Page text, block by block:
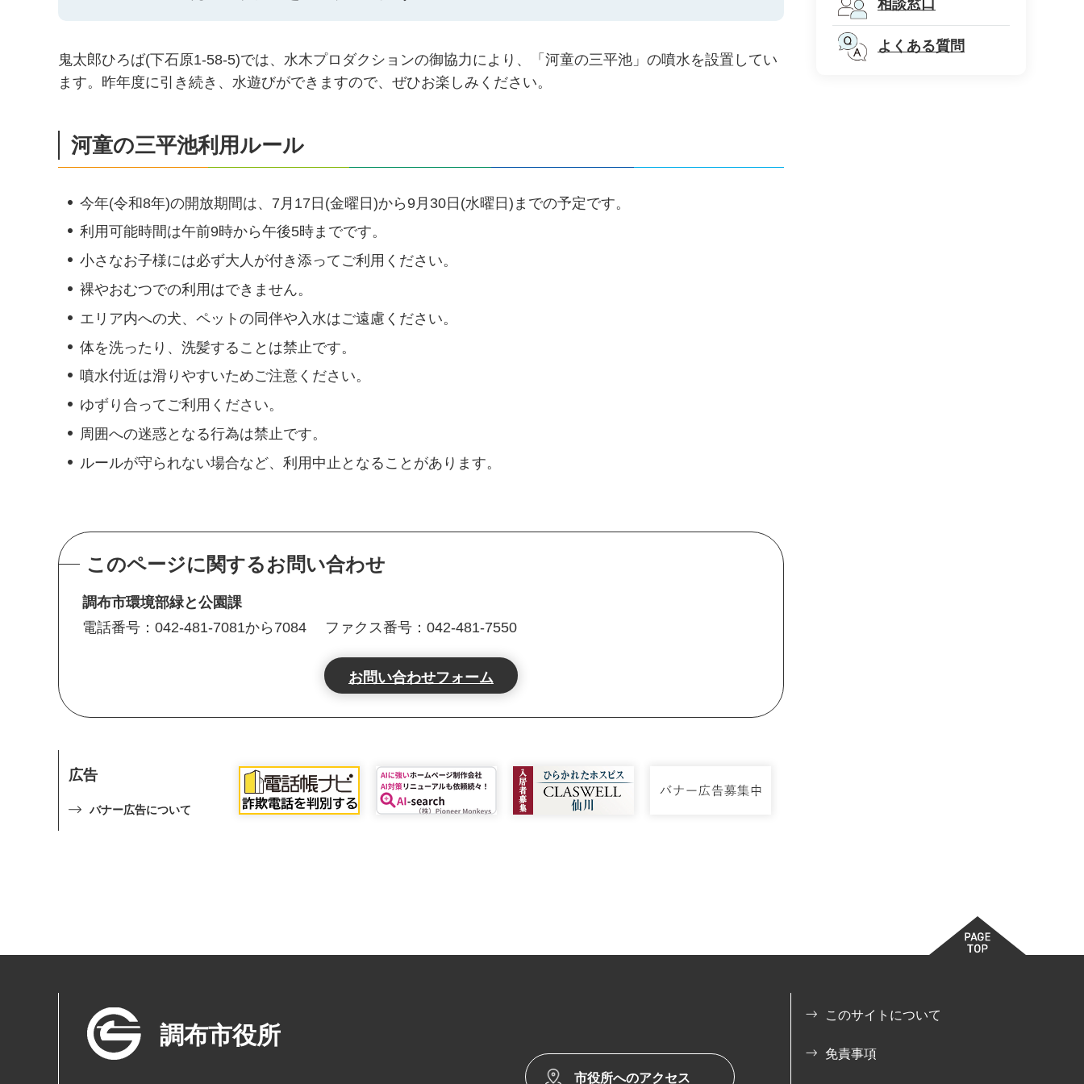
鬼太郎ひろば(下石原1-58-5)では、水木プロダクションの御協力により、「河童の三平池」の噴水を設置してい
ます。昨年度に引き続き、水遊びができますので、ぜひお楽しみください。
河童の三平池利用ルール
今年(令和8年)の開放期間は、7月17日(金曜日)から9月30日(水曜日)までの予定です。
利用可能時間は午前9時から午後5時までです。
小さなお子様には必ず大人が付き添ってご利用ください。
裸やおむつでの利用はできません。
エリア内への犬、ペットの同伴や入水はご遠慮ください。
体を洗ったり、洗髪することは禁止です。
噴水付近は滑りやすいためご注意ください。
ゆずり合ってご利用ください。
周囲への迷惑となる行為は禁止です。
ルールが守られない場合など、利用中止となることがあります。
このページに関するお問い合わせ
調布市環境部緑と公園課
電話番号：042-481-7081から7084
ファクス番号：042-481-7550
広告
バナー広告について
相談窓口
よくある質問
調布市役所
市役所へのアクセス
このサイトについて
免責事項